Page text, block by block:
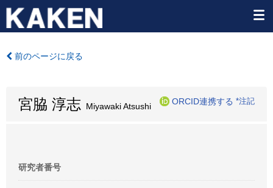
前のページに戻る
宮脇 淳志 Miyawaki Atsushi
ORCID連携する *注記
研究者番号